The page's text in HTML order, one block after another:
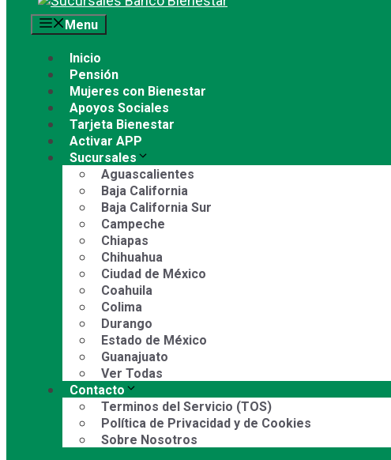
contenidoMenu
Inicio
Pensión
Mujeres con Bienestar
Apoyos Sociales
Tarjeta Bienestar
Activar APP
Sucursales
Aguascalientes
Baja California
Baja California Sur
Campeche
Chiapas
Chihuahua
Ciudad de México
Coahuila
Colima
Durango
Estado de México
Guanajuato
Ver Todas
Contacto
Terminos del Servicio (TOS)
Política de Privacidad y de Cookies
Sobre Nosotros